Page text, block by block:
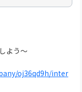
よう～
oj36qd9h/inter